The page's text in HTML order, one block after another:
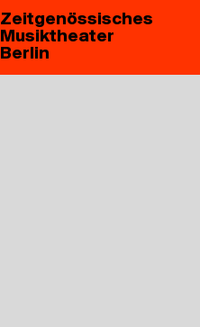
Zeitgenössisches
Musiktheater
Berlin